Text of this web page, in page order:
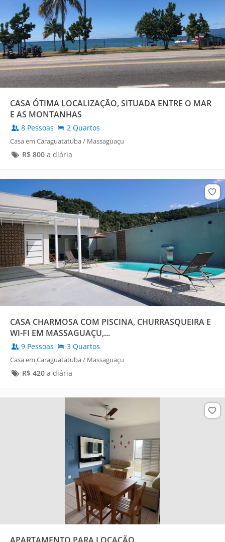
CASA ÓTIMA LOCALIZAÇÃO, SITUADA ENTRE O MAR
E AS MONTANHAS
8 Pessoas 2 Quartos
Casa em Caraguatatuba / Massaguaçu
R$ 800a diária
CASA CHARMOSA COM PISCINA, CHURRASQUEIRA E
WI-FI EM MASSAGUAÇU,...
9 Pessoas 3 Quartos
Casa em Caraguatatuba / Massaguaçu
R$ 420a diária